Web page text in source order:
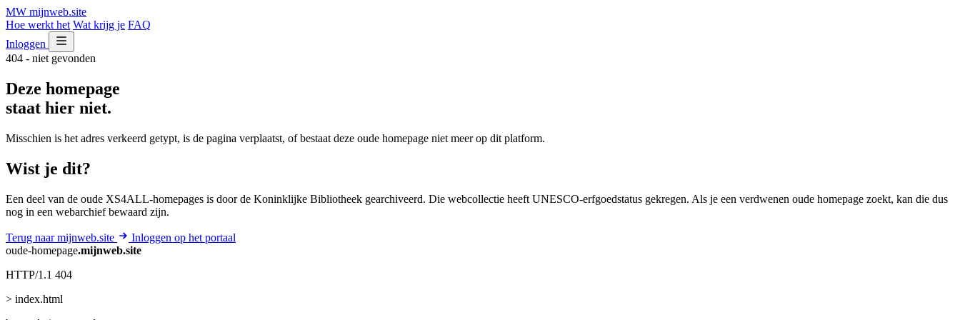
MW mijnweb.site
Hoe werkt het Wat krijg je FAQ
Inloggen
404 - niet gevonden
Deze homepage
staat hier niet.
Misschien is het adres verkeerd getypt, is de pagina verplaatst, of bestaat deze oude homepage niet meer op dit platform.
Wist je dit?
Een deel van de oude XS4ALL-homepages is door de Koninklijke Bibliotheek gearchiveerd. Die webcollectie heeft UNESCO-erfgoedstatus gekregen. Als je een verdwenen oude homepage zoekt, kan die dus
nog in een webarchief bewaard zijn.
Terug naar mijnweb.site
Inloggen op het portaal
oude-homepage.mijnweb.site
HTTP/1.1 404
> index.html